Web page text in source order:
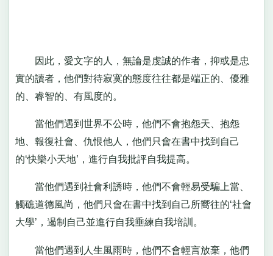
因此，愛文字的人，無論是虔誠的作者，抑或是忠
實的讀者，他們對待寂寞的態度往往都是端正的、優雅
的、睿智的、有風度的。
當他們遇到世界不公時，他們不會抱怨天、抱怨
地、報復社會、仇恨他人，他們只會在書中找到自己
的‘快樂小天地’，進行自我批評自我提高。
當他們遇到社會利誘時，他們不會輕易受騙上當、
觸礁道德風尚，他們只會在書中找到自己所嚮往的‘社會
大學’，遏制自己並進行自我垂練自我培訓。
當他們遇到人生風雨時，他們不會輕言放棄，他們